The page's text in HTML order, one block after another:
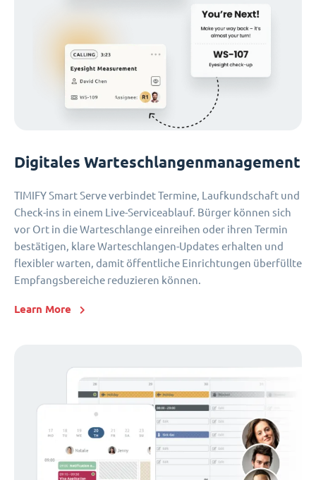
Digitales Warteschlangenmanagement
TIMIFY Smart Serve verbindet Termine, Laufkundschaft und
Check-ins in einem Live-Serviceablauf. Bürger können sich
vor Ort in die Warteschlange einreihen oder ihren Termin
bestätigen, klare Warteschlangen-Updates erhalten und
flexibler warten, damit öffentliche Einrichtungen überfüllte
Empfangsbereiche reduzieren können.
Learn More